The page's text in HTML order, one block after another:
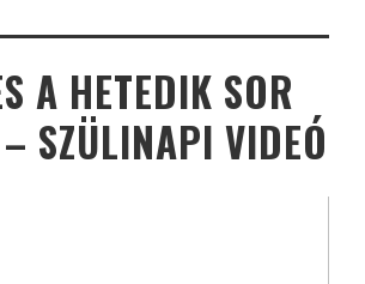
A HETEDIK SOR
SZÜLINAPI VIDEÓ